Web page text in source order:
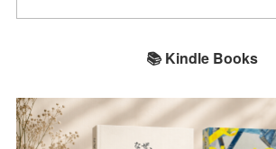
📚 Kindle Books